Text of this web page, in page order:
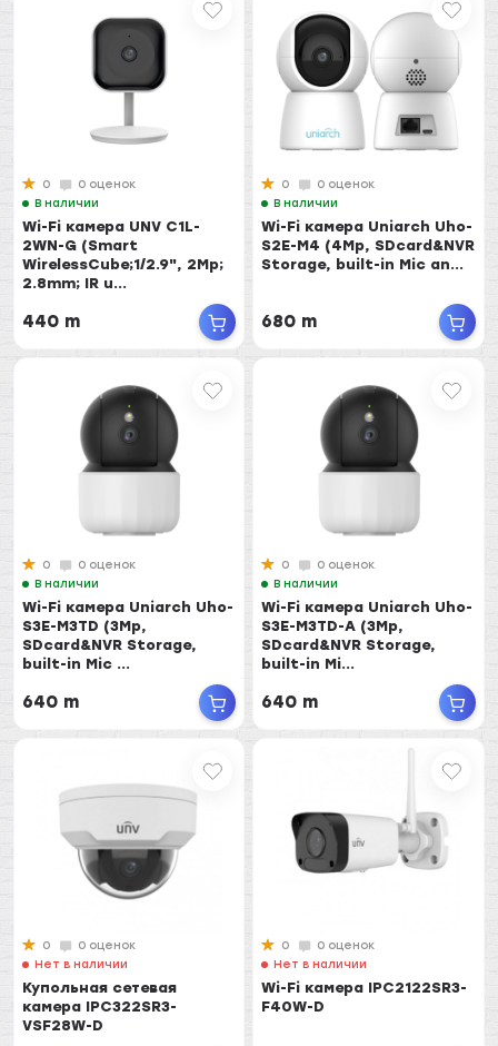
0
0 оценок
В наличии
Wi-Fi камера UNV C1L-
2WN-G (Smart
WirelessCube;1/2.9", 2Mp;
2.8mm; IR u...
440 m
0
0 оценок
В наличии
Wi-Fi камера Uniarch Uho-
S2E-M4 (4Mp, SDcard&NVR
Storage, built-in Mic an...
680 m
0
0 оценок
В наличии
Wi-Fi камера Uniarch Uho-
S3E-M3TD (3Mp,
SDcard&NVR Storage,
built-in Mic ...
640 m
0
0 оценок
В наличии
Wi-Fi камера Uniarch Uho-
S3E-M3TD-A (3Mp,
SDcard&NVR Storage,
built-in Mi...
640 m
0
0 оценок
Нет в наличии
Купольная сетевая
камера IPC322SR3-
VSF28W-D
0
0 оценок
Нет в наличии
Wi-Fi камера IPC2122SR3-
F40W-D